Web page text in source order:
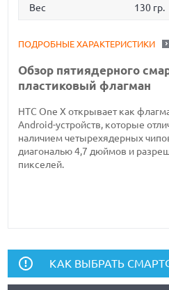
Вес 130 гр.
ПОДРОБНЫЕ ХАРАКТЕРИСТИКИ
Обзор пятиядерного
пластиковый флагман
HTC One X открывает как
Android-устройств, которые
наличием четырехядерных
диагональю 4,7 дюймов и
пикселей.
КАК ВЫБРАТЬ